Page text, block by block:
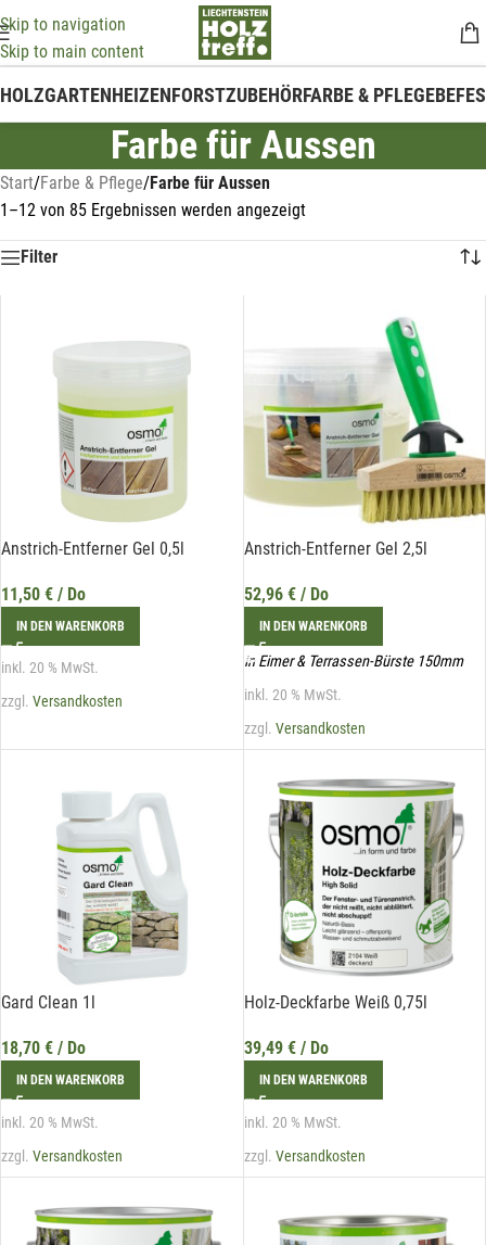
Skip to navigation
Skip to main content
HOLZGARTENHEIZENFORSTZUBEHÖRFARBE & PFLEGE
Farbe für Aussen
Start/Farbe & Pflege/Farbe für Aussen
1–12 von 85 Ergebnissen werden angezeigt
Filter
Anstrich-Entferner Gel 0,5l
11,50 € / Do
IN DEN WARENKORB
inkl. 20 % MwSt.
zzgl. Versandkosten
Anstrich-Entferner Gel 2,5l
52,96 €/ Do
IN DEN WARENKORB
in Eimer & Terrassen-Bürste 150mm
inkl. 20 % MwSt.
zzgl. Versandkosten
Gard Clean 1l
18,70 € / Do
IN DEN WARENKORB
inkl. 20 % MwSt.
zzgl. Versandkosten
Holz-Deckfarbe Weiß 0,75l
39,49 €/ Do
IN DEN WARENKORB
inkl. 20 % MwSt.
zzgl. Versandkosten